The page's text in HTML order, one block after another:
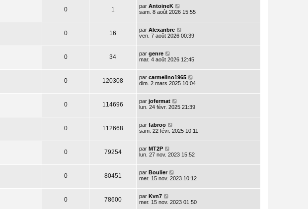
0 1 par AntoineK
sam. 8 août 2026 15:55
0 16 par Alexanbre
ven. 7 août 2026 00:39
0 34 par genre
mar. 4 août 2026 12:45
0 120308 par carmelino1965
dim. 2 mars 2025 10:04
0 114696 par jofermat
lun. 24 févr. 2025 21:39
0 112668 par fabroo
sam. 22 févr. 2025 10:11
0 79254 par MT2P
lun. 27 nov. 2023 15:52
0 80451 par Boulier
mer. 15 nov. 2023 10:12
0 78600 par Kvn7
mer. 15 nov. 2023 01:50